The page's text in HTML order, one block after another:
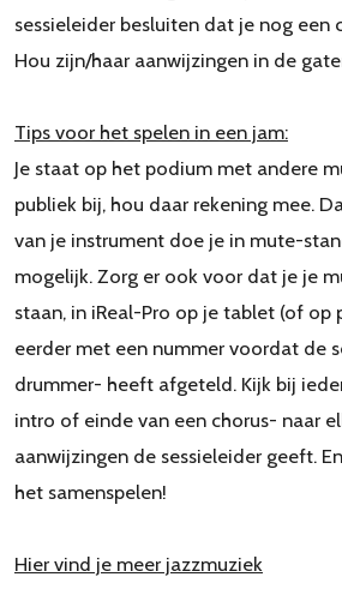
sessieleider besluiten dat je nog een
Hou zijn/haar aanwijzingen in de
Tips voor het spelen in een jam:
Je staat op het podium met andere
publiek bij, hou daar rekening mee.
van je instrument doe je in mute-
mogelijk. Zorg er ook voor dat je je
staan, in iReal-Pro op je tablet (of op
eerder met een nummer voordat de
drummer- heeft afgeteld. Kijk bij
intro of einde van een chorus- naar
aanwijzingen de sessieleider geeft.
het samenspelen!
Hier vind je meer jazzmuziek